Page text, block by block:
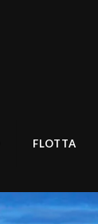
FLOTTA